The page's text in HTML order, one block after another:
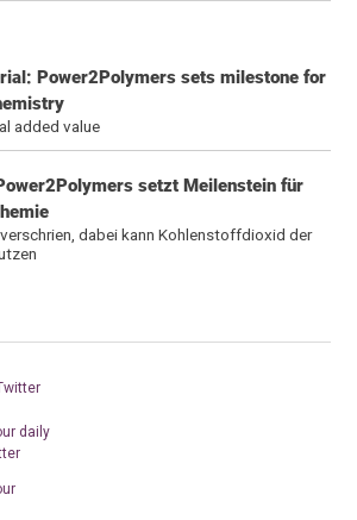
Power2Polymers sets milestone for
added value
setzt Meilenstein für
dabei kann Kohlenstoffdioxid der
daily